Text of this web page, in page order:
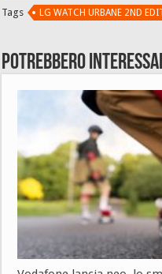
Tags LG WATCH URBANE 2ND
Potrebbero